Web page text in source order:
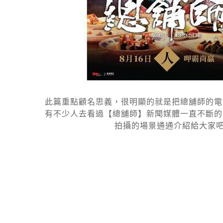
此篇重點顧名思義，很明顯的就是把總舖師的
有不少人去看過【總舖師】新聞媒體一直不斷
拍攝的場景通通介紹給大家